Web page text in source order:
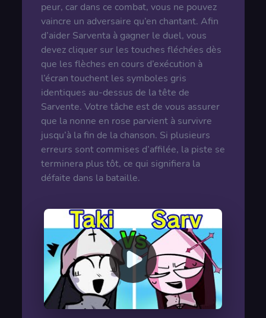
peur, car dans ce combat, vous ne pouvez
vaincre un adversaire qu’en chantant. Afin
d’aider Sarventa à gagner le duel, vous
devez cliquer sur les touches fléchées dès
que les flèches en cours d’exécution à
l’écran touchent les symboles gris
identiques au-dessus de la tête de
Sarvente. Votre tâche est de vous assurer
que la nonne en rose parvient à survivre
jusqu’à la fin de la chanson. Si plusieurs
erreurs sont commises d’affilée, la piste se
terminera plus tôt, ce qui signifiera la
défaite dans la bataille.